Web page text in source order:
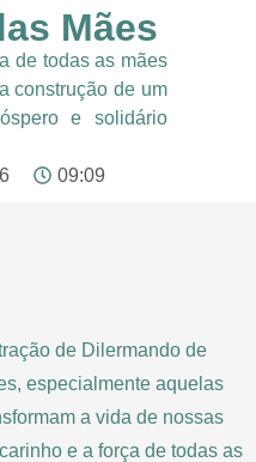
Mães
de todas as mães
construção de um
e solidário
09:09
de Dilermando de
especialmente aquelas
a vida de nossas
e a força de todas as